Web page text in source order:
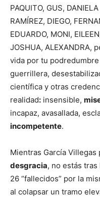
PAQUITO, GUS,
RAMÍREZ, DIEGO,
EDUARDO, MONI,
JOSHUA,
vida por tu
guerrillera,
científica y otras
realidad: insensible,
incapaz, avasallada,
incompetente.
Mientras García Villegas
desgracia, no estás
26 “fallecidos” por la
al colapsar un tramo